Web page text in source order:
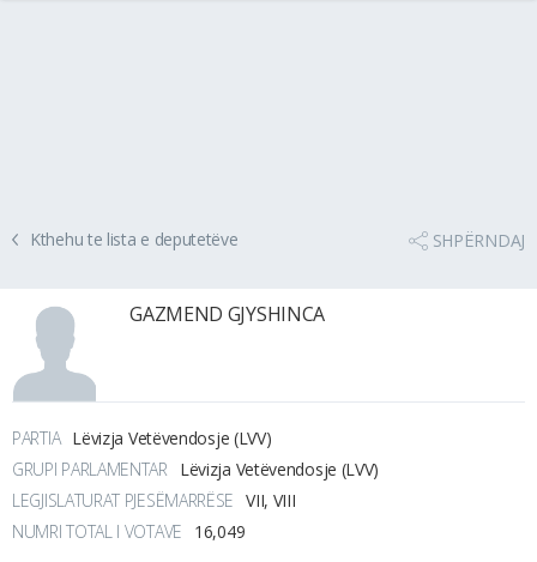
Kthehu te lista e deputetëve SHPËRNDAJ
GAZMEND GJYSHINCA
PARTIA Lëvizja Vetëvendosje (LVV)
GRUPI PARLAMENTAR
Lëvizja Vetëvendosje (LVV)
LEGJISLATURAT PJESËMARRËSE VII, VIII
NUMRI TOTAL I VOTAVE
16,049